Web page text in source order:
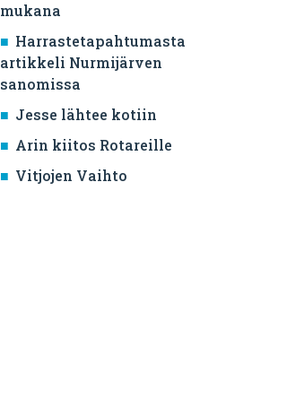
mukana
Harrastetapahtumasta
artikkeli Nurmijärven
sanomissa
Jesse lähtee kotiin
Arin kiitos Rotareille
Vitjojen Vaihto